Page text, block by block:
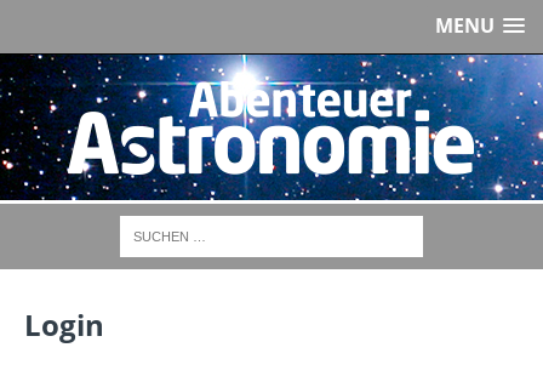
MENU
Login